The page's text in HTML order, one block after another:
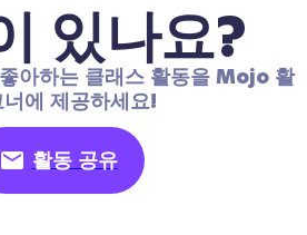
있나요?
아하는 클래스 활동을 Mojo 활
너에 제공하세요!
활동 공유